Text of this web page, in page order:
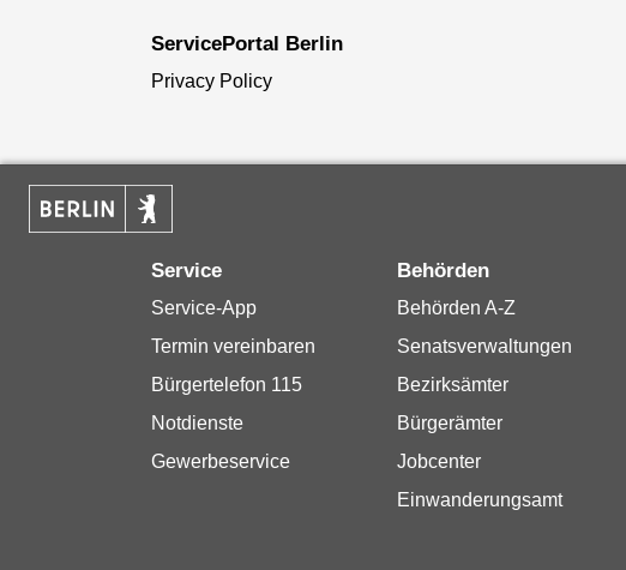
ServicePortal Berlin
Privacy Policy
Service
Service-App
Termin vereinbaren
Bürgertelefon 115
Notdienste
Gewerbeservice
Behörden
Behörden A-Z
Senatsverwaltungen
Bezirksämter
Bürgerämter
Jobcenter
Einwanderungsamt